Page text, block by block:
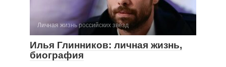
Личная жизнь российских звезд
Илья Глинников: личная жизнь,
биография